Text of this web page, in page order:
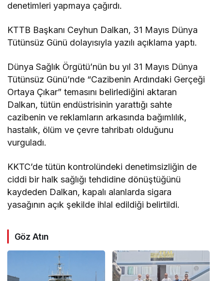
denetimleri yapmaya çağırdı.
KTTB Başkanı Ceyhun Dalkan, 31 Mayıs Dünya
Tütünsüz Günü dolayısıyla yazılı açıklama yaptı.
Dünya Sağlık Örgütü’nün bu yıl 31 Mayıs Dünya
Tütünsüz Günü’nde “Cazibenin Ardındaki Gerçeği
Ortaya Çıkar” temasını belirlediğini aktaran
Dalkan, tütün endüstrisinin yarattığı sahte
cazibenin ve reklamların arkasında bağımlılık,
hastalık, ölüm ve çevre tahribatı olduğunu
vurguladı.
KKTC’de tütün kontrolündeki denetimsizliğin de
ciddi bir halk sağlığı tehdidine dönüştüğünü
kaydeden Dalkan, kapalı alanlarda sigara
yasağının açık şekilde ihlal edildiği belirtildi.
Göz Atın